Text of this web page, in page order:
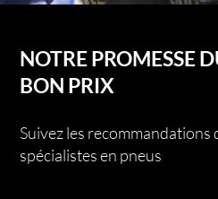
NOTRE PROMESSE
BON PRIX
Suivez les recommandations
spécialistes en pneus